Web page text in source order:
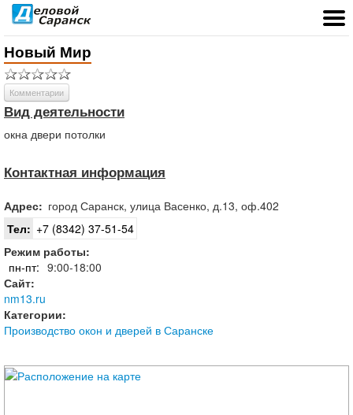
Новый Мир
Комментарии
Вид деятельности
окна двери потолки
Контактная информация
Адрес: город Саранск, улица Васенко, д.13, оф.402
Тел: +7 (8342) 37-51-54
Режим работы:
пн-пт: 9:00-18:00
Сайт:
nm13.ru
Категории:
Производство окон и дверей в Саранске